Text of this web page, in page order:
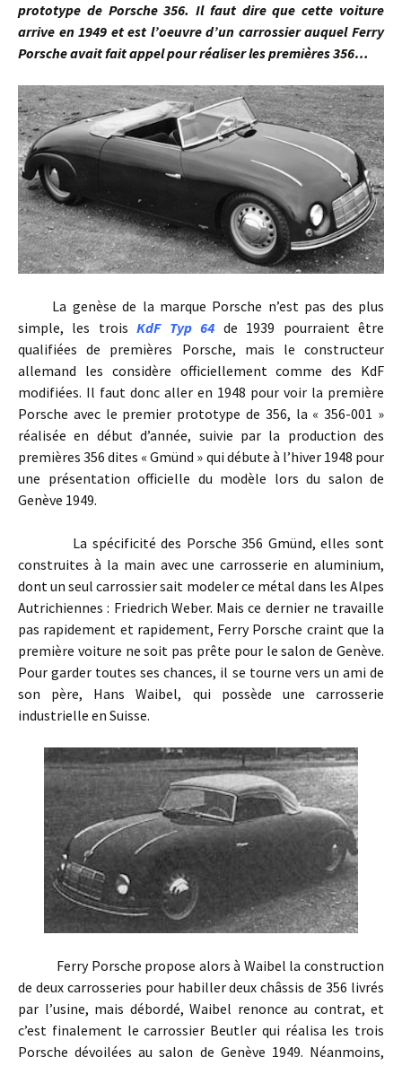
prototype de Porsche 356. Il faut dire que cette voiture
arrive en 1949 et est l’oeuvre d’un carrossier auquel Ferry
Porsche avait fait appel pour réaliser les premières 356…
La genèse de la marque Porsche n’est pas des plus
simple, les troisKdF Typ 64 de 1939 pourraient être
qualifiées de premières Porsche, mais le constructeur
allemand les considère officiellement comme des KdF
modifiées. Il faut donc aller en 1948 pour voir la première
Porsche avec le premier prototype de 356, la « 356-001 »
réalisée en début d’année, suivie par la production des
premières 356 dites « Gmünd » qui débute à l’hiver 1948 pour
une présentation officielle du modèle lors du salon de
Genève 1949.
La spécificité des Porsche 356 Gmünd, elles sont
construites à la main avec une carrosserie en aluminium,
dont un seul carrossier sait modeler ce métal dans les Alpes
Autrichiennes : Friedrich Weber. Mais ce dernier ne travaille
pas rapidement et rapidement, Ferry Porsche craint que la
première voiture ne soit pas prête pour le salon de Genève.
Pour garder toutes ses chances, il se tourne vers un ami de
son père, Hans Waibel, qui possède une carrosserie
industrielle en Suisse.
Ferry Porsche propose alors à Waibel la construction
de deux carrosseries pour habiller deux châssis de 356 livrés
par l’usine, mais débordé, Waibel renonce au contrat, et
c’est finalement le carrossier Beutler qui réalisa les trois
Porsche dévoilées au salon de Genève 1949. Néanmoins,